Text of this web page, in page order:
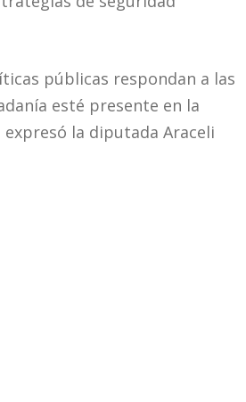
públicas respondan a las
esté presente en la
la diputada Araceli